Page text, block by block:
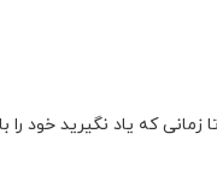
که یاد نگیرید خود را